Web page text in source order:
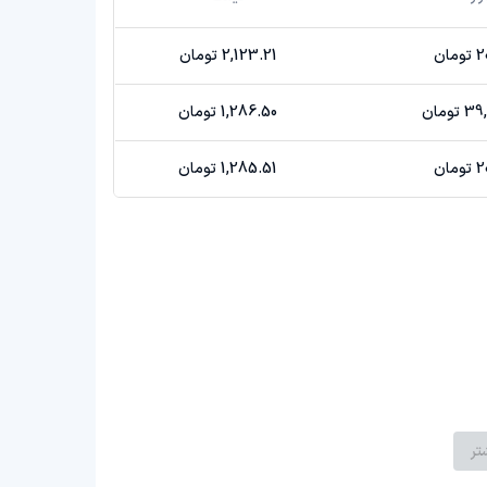
2,123.21 تومان
1,286.50 تومان
1,285.51 تومان